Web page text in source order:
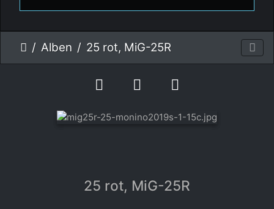
Alben 25 rot, MiG-25R
25 rot, MiG-25R